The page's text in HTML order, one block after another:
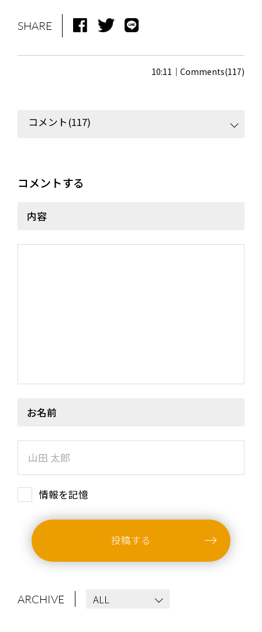
MUSIC
STAFF DIARY
CONTACT
SHARE
10:11 Comments(117)
コメント(117)
コメントする
内容
お名前
情報を記憶
投稿する
ARCHIVE ALL